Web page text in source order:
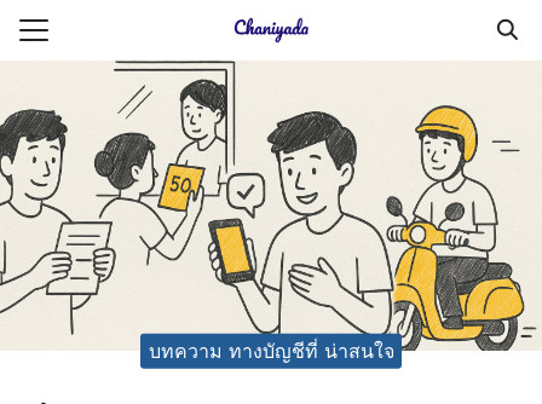
Skip
ยความเป็นส่วนตัว
ญชี (Accounting service)
ญชี (Accounting
บทความ ทางบัญชีที่ น่าสนใจ